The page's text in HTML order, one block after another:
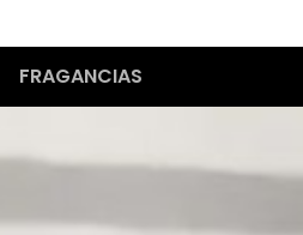
FRAGANCIAS